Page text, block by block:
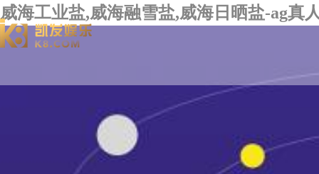
威海工业盐,威海融雪盐,威海日晒盐-ag真